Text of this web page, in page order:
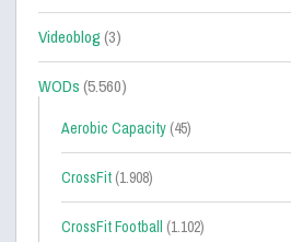
Videoblog(3)
WODs(5.560)
Aerobic Capacity (45)
CrossFit (1.908)
CrossFit Football (1.102)